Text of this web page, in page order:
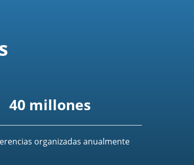
40 millones
organizadas anualmente